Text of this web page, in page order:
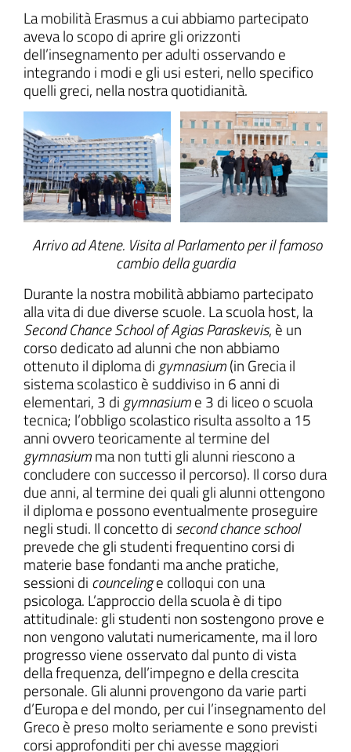
del sito
La mobilità Erasmus a cui abbiamo partecipato
aveva lo scopo di aprire gli orizzonti
dell’insegnamento per adulti osservando e
integrando i modi e gli usi esteri, nello specifico
quelli greci, nella nostra quotidianità.
Arrivo ad Atene. Visita al Parlamento per il famoso
cambio della guardia
Durante la nostra mobilità abbiamo partecipato
alla vita di due diverse scuole. La scuola host, la
Second Chance School of Agias Paraskevis, è un
corso dedicato ad alunni che non abbiamo
ottenuto il diploma di gymnasium(in Grecia il
sistema scolastico è suddiviso in 6 anni di
elementari, 3 di gymnasiume 3 di liceo o scuola
tecnica; l’obbligo scolastico risulta assolto a 15
anni ovvero teoricamente al termine del
gymnasiumma non tutti gli alunni riescono a
concludere con successo il percorso). Il corso dura
due anni, al termine dei quali gli alunni ottengono
il diploma e possono eventualmente proseguire
negli studi. Il concetto di second chance school
prevede che gli studenti frequentino corsi di
materie base fondanti ma anche pratiche,
sessioni di councelinge colloqui con una
psicologa. L’approccio della scuola è di tipo
attitudinale: gli studenti non sostengono prove e
non vengono valutati numericamente, ma il loro
progresso viene osservato dal punto di vista
della frequenza, dell’impegno e della crescita
personale. Gli alunni provengono da varie parti
d’Europa e del mondo, per cui l’insegnamento del
Greco è preso molto seriamente e sono previsti
corsi approfonditi per chi avesse maggiori